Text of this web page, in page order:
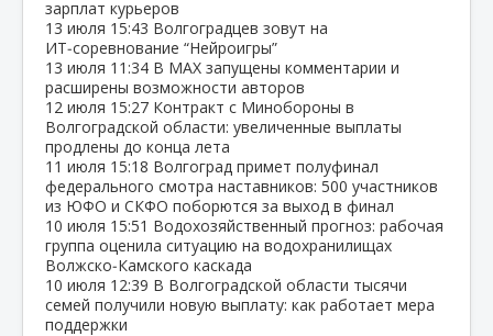
зарплат курьеров
13 июля 15:43 Волгоградцев зовут на
ИТ‑соревнование “Нейроигры”
13 июля 11:34 В МАХ запущены комментарии и
расширены возможности авторов
12 июля 15:27 Контракт с Минобороны в
Волгоградской области: увеличенные выплаты
продлены до конца лета
11 июля 15:18 Волгоград примет полуфинал
федерального смотра наставников: 500 участников
из ЮФО и СКФО поборются за выход в финал
10 июля 15:51 Водохозяйственный прогноз: рабочая
группа оценила ситуацию на водохранилищах
Волжско‑Камского каскада
10 июля 12:39 В Волгоградской области тысячи
семей получили новую выплату: как работает мера
поддержки